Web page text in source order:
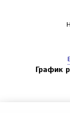
График